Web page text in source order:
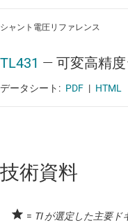
シャント電圧リファレンス
TL431 — 可変高精
データシート: PDF | HTML
技術資料
= TI が選定した主要ド